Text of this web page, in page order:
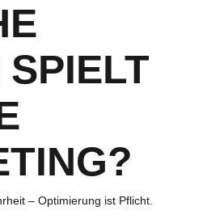
– Optimierung ist Pflicht.